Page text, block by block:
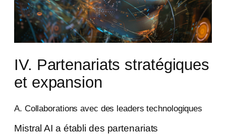
IV. Partenariats stratégiques
et expansion
A. Collaborations avec des leaders technologiques
Mistral AI a établi des partenariats